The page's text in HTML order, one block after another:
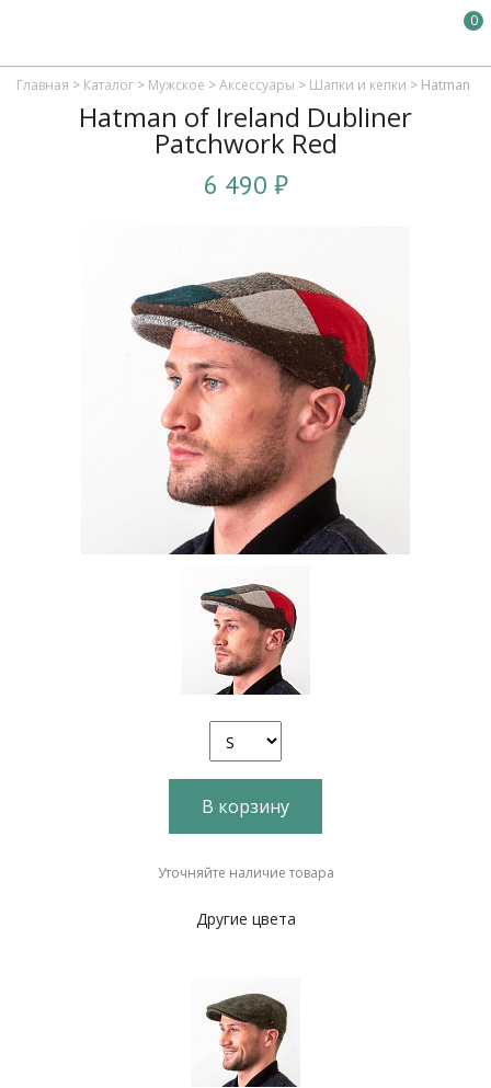
0
Главная > Каталог > Мужское >Аксессуары > Шапки и кепки > Hatman of
В корзину
Уточняйте наличие товара
Другие цвета
Hatman of Ireland Dubliner
Patchwork Red
6 490 ₽